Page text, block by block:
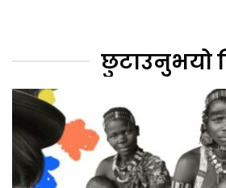
छुटाउनुभयो